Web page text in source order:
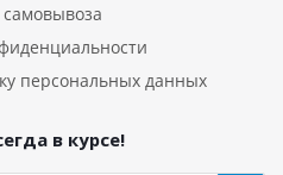
персональных данных
в курсе!